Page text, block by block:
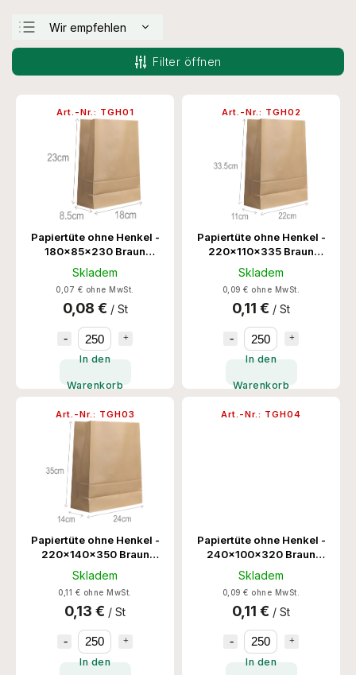
Wir empfehlen
Teuerste
Alphabetisch
Filter öffnen
Papiertüte ohne Henkel -
180x85x230 Braun
250Stk/Krt
Skladem
0,07 € ohne MwSt.
0,08 € / St
In den
Warenkorb
Art.-Nr.: TGH01
Papiertüte ohne Henkel -
220x110x335 Braun
250Stk/Krt
Skladem
0,09 € ohne MwSt.
0,11 € / St
In den
Warenkorb
Art.-Nr.: TGH02
Papiertüte ohne Henkel -
220x140x350 Braun
250Stk/Krt
Skladem
0,11 € ohne MwSt.
0,13 € / St
In den
Art.-Nr.: TGH03
Papiertüte ohne Henkel -
240x100x320 Braun
250Stk/Krt
Skladem
0,09 € ohne MwSt.
0,11 € / St
In den
Art.-Nr.: TGH04